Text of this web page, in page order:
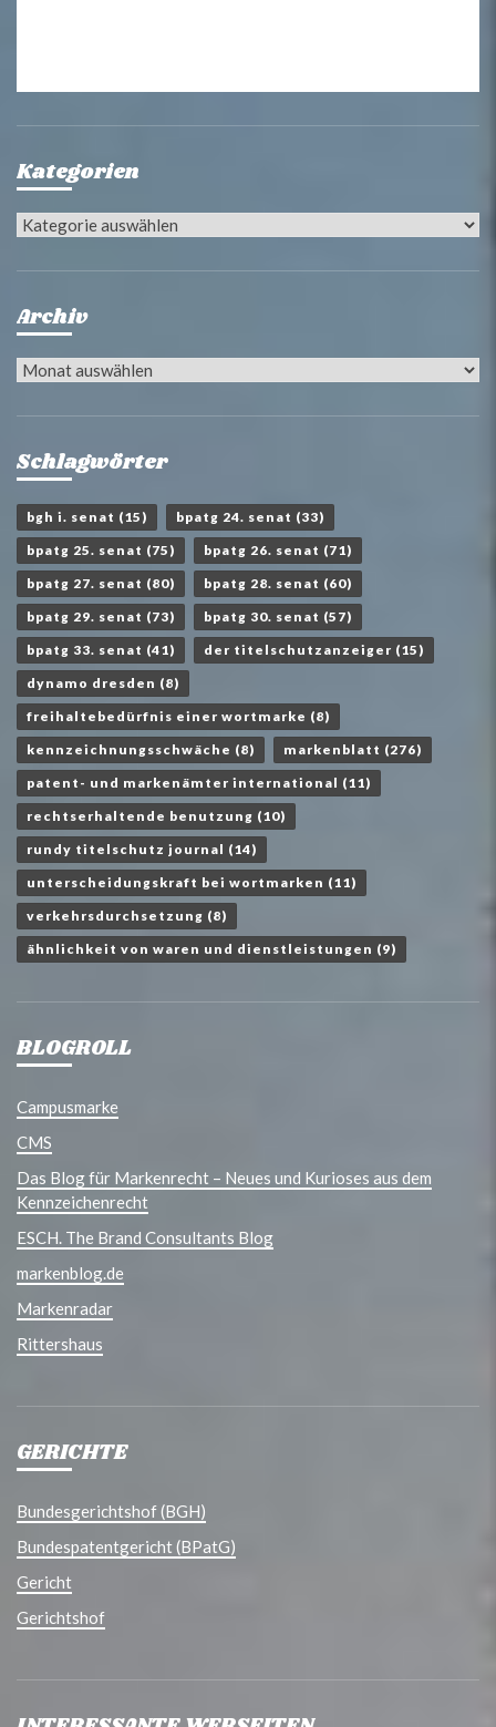
Kategorien
Kategorien
Archiv
Archiv
Schlagwörter
bgh i. senat (15) bpatg 24. senat (33)
bpatg 25. senat (75) bpatg 26. senat (71)
bpatg 27. senat (80) bpatg 28. senat (60)
bpatg 29. senat (73) bpatg 30. senat (57)
bpatg 33. senat (41) der titelschutzanzeiger (15)
dynamo dresden (8)
freihaltebedürfnis einer wortmarke (8)
kennzeichnungsschwäche (8) markenblatt (276)
patent- und markenämter international (11)
rechtserhaltende benutzung (10)
rundy titelschutz journal (14)
unterscheidungskraft bei wortmarken (11)
verkehrsdurchsetzung (8)
ähnlichkeit von waren und dienstleistungen (9)
BLOGROLL
Campusmarke
CMS
Das Blog für Markenrecht – Neues und Kurioses aus dem
Kennzeichenrecht
ESCH. The Brand Consultants Blog
markenblog.de
Markenradar
Rittershaus
GERICHTE
Bundesgerichtshof (BGH)
Bundespatentgericht (BPatG)
Gericht
Gerichtshof